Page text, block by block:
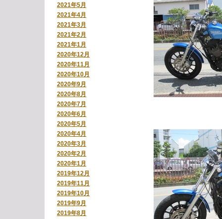
2021年5月
2021年4月
2021年3月
2021年2月
2021年1月
2020年12月
2020年11月
2020年10月
2020年9月
2020年8月
2020年7月
2020年6月
2020年5月
2020年4月
2020年3月
2020年2月
2020年1月
2019年12月
2019年11月
2019年10月
2019年9月
2019年8月